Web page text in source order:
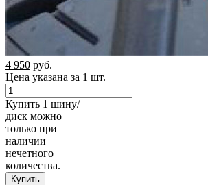
4 950 руб.
Цена указана за 1 шт.
Купить 1 шину/
диск можно
только при
наличии
нечетного
количества.
Купить